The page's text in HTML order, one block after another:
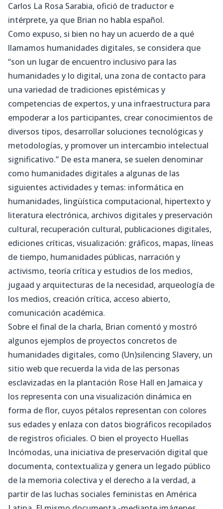
Carlos La Rosa Sarabia, ofició de traductor e
intérprete, ya que Brian no habla español.
Como expuso, si bien no hay un acuerdo de a qué
llamamos humanidades digitales, se considera que
“son un lugar de encuentro inclusivo para las
humanidades y lo digital, una zona de contacto para
una variedad de tradiciones epistémicas y
competencias de expertos, y una infraestructura para
empoderar a los participantes, crear conocimientos de
diversos tipos, desarrollar soluciones tecnológicas y
metodologías, y promover un intercambio intelectual
significativo.” De esta manera, se suelen denominar
como humanidades digitales a algunas de las
siguientes actividades y temas: informática en
humanidades, lingüística computacional, hipertexto y
literatura electrónica, archivos digitales y preservación
cultural, recuperación cultural, publicaciones digitales,
ediciones críticas, visualización: gráficos, mapas, líneas
de tiempo, humanidades públicas, narración y
activismo, teoría crítica y estudios de los medios,
jugaad y arquitecturas de la necesidad, arqueología de
los medios, creación crítica, acceso abierto,
comunicación académica.
Sobre el final de la charla, Brian comentó y mostró
algunos ejemplos de proyectos concretos de
humanidades digitales, como (Un)silencing Slavery, un
sitio web que recuerda la vida de las personas
esclavizadas en la plantación Rose Hall en Jamaica y
los representa con una visualización dinámica en
forma de flor, cuyos pétalos representan con colores
sus edades y enlaza con datos biográficos recopilados
de registros oficiales. O bien el proyecto Huellas
Incómodas, una iniciativa de preservación digital que
documenta, contextualiza y genera un legado público
de la memoria colectiva y el derecho a la verdad, a
partir de las luchas sociales feministas en América